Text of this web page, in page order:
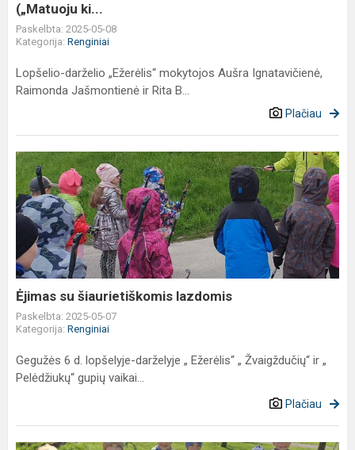
(„Matuoju ki...
Paskelbta: 2025-05-08
Kategorija: Renginiai
Lopšelio-darželio „Ežerėlis“ mokytojos Aušra Ignatavičienė,
Raimonda Jašmontienė ir Rita B...
Plačiau
Ėjimas
su
šiaurietiškomis
lazdomis
Ėjimas su šiaurietiškomis lazdomis
Paskelbta: 2025-05-07
Kategorija: Renginiai
Gegužės 6 d. lopšelyje-darželyje „ Ežerėlis“ „ Žvaigždučių“ ir „
Pelėdžiukų“ gupių vaikai...
Plačiau